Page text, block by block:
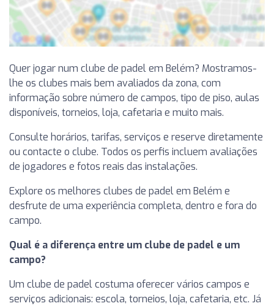
Quer jogar num clube de padel em Belém? Mostramos-
lhe os clubes mais bem avaliados da zona, com
informação sobre número de campos, tipo de piso, aulas
disponíveis, torneios, loja, cafetaria e muito mais.
Consulte horários, tarifas, serviços e reserve diretamente
ou contacte o clube. Todos os perfis incluem avaliações
de jogadores e fotos reais das instalações.
Explore os melhores clubes de padel em Belém e
desfrute de uma experiência completa, dentro e fora do
campo.
Qual é a diferença entre um clube de padel e um
campo?
Um clube de padel costuma oferecer vários campos e
serviços adicionais: escola, torneios, loja, cafetaria, etc. Já